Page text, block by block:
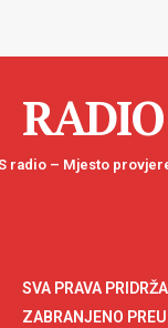
radio – Mjesto
SVA PRAVA
ZABRANJENO